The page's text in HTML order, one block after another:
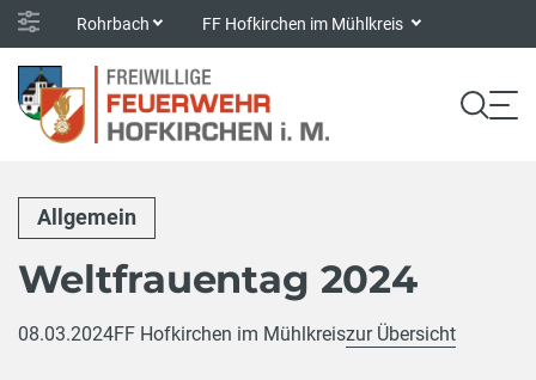
Rohrbach FF Hofkirchen im Mühlkreis
Allgemein
Weltfrauentag 2024
08.03.2024FF Hofkirchen im Mühlkreiszur Übersicht